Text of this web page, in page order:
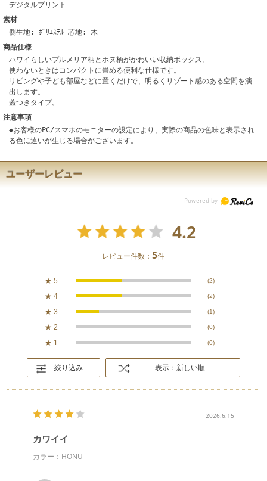
デジタルプリント
素材
側生地: ﾎﾟﾘｴｽﾃﾙ 芯地: 木
商品仕様
ハワイらしいプルメリア柄とホヌ柄がかわいい収納ボックス。
使わないときはコンパクトに畳める便利な仕様です。
リビングや子ども部屋などに置くだけで、明るくリゾート感のある空間を演
出します。
蓋つきタイプ。
注意事項
◆お客様のPC/スマホのモニターの設定により、実際の商品の色味と表示され
る色に違いが生じる場合がございます。
ユーザーレビュー
4.2
レビュー件数：5件
★ 5 (2)
★ 4 (2)
★ 3 (1)
★ 2 (0)
★ 1 (0)
絞り込み 表示：新しい順
2026.6.15
カワイイ
カラー：HONU